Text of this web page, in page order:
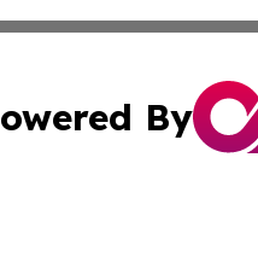
By